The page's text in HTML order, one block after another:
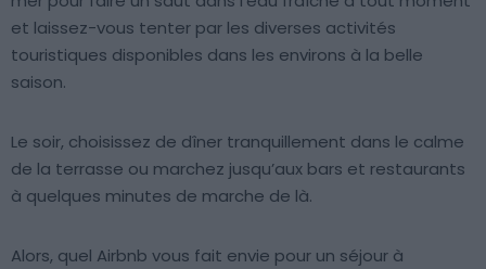
et laissez-vous tenter par les diverses activités
touristiques disponibles dans les environs à la belle
saison.
Le soir, choisissez de dîner tranquillement dans le calme
de la terrasse ou marchez jusqu’aux bars et restaurants
à quelques minutes de marche de là.
Alors, quel Airbnb vous fait envie pour un séjour à